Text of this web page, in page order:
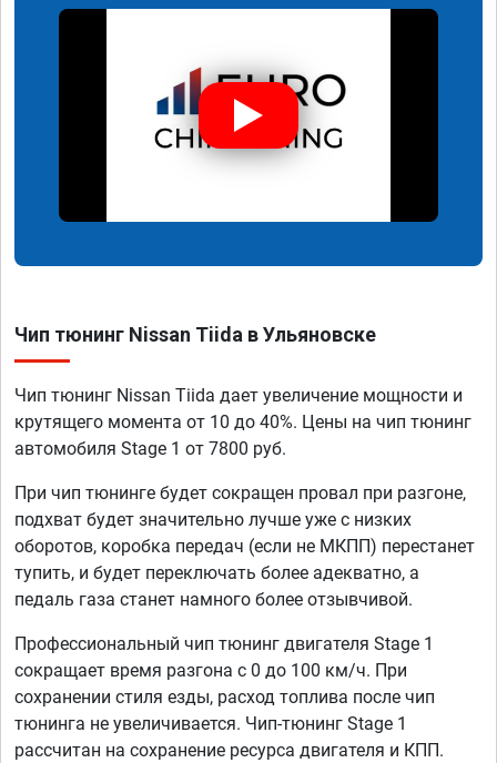
Чип тюнинг Nissan Tiida в Ульяновске
Чип тюнинг Nissan Tiida дает увеличение мощности и
крутящего момента от 10 до 40%. Цены на чип тюнинг
автомобиля Stage 1 от 7800 руб.
При чип тюнинге будет сокращен провал при разгоне,
подхват будет значительно лучше уже с низких
оборотов, коробка передач (если не МКПП) перестанет
тупить, и будет переключать более адекватно, а
педаль газа станет намного более отзывчивой.
Профессиональный чип тюнинг двигателя Stage 1
сокращает время разгона с 0 до 100 км/ч. При
сохранении стиля езды, расход топлива после чип
тюнинга не увеличивается. Чип-тюнинг Stage 1
рассчитан на сохранение ресурса двигателя и КПП.